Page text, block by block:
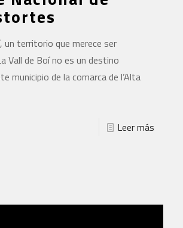
un territorio que merece ser
Vall de Boí no es un destino
municipio de la comarca de l’Alta
Leer más